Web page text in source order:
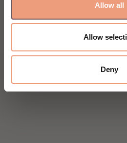
Allow all
Allow
Deny